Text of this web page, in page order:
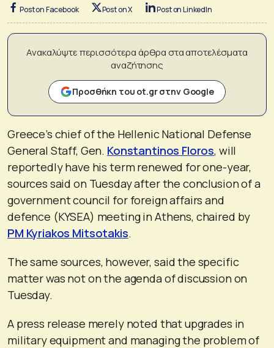
Post on Facebook Post on X Post on LinkedIn
Ανακαλύψτε περισσότερα άρθρα στα αποτελέσματα
αναζήτησης
Προσθήκη του ot.gr στην Google
Greece’s chief of the Hellenic National Defense
General Staff, Gen. Konstantinos Floros, will
reportedly have his term renewed for one-year,
sources said on Tuesday after the conclusion of a
government council for foreign affairs and
defence (KYSEA) meeting in Athens, chaired by
PM Kyriakos Mitsotakis.
The same sources, however, said the specific
matter was not on the agenda of discussion on
Tuesday.
A press release merely noted that upgrades in
military equipment and managing the problem of